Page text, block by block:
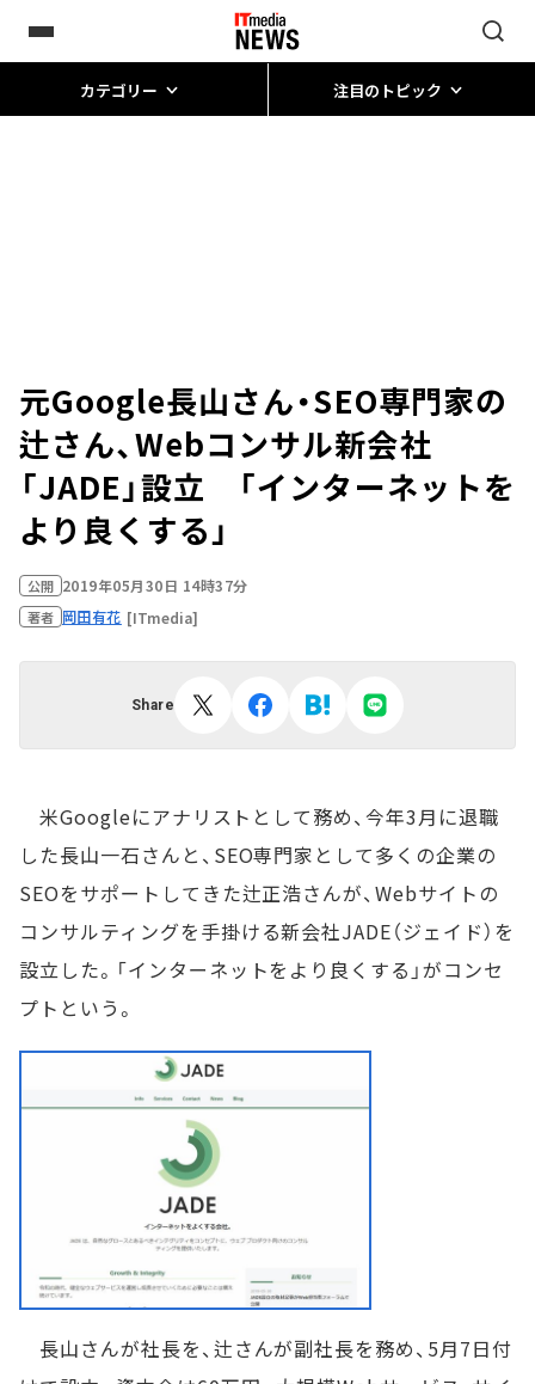
カテゴリー 注目のトピック
元Google長山さん・SEO専門家の
辻さん、Webコンサル新会社
「JADE」設立 「インターネットを
より良くする」
公開 2019年05月30日 14時37分
著者 岡田有花 [ITmedia]
Share
米Googleにアナリストとして務め、今年3月に退職
した長山一石さんと、SEO専門家として多くの企業の
SEOをサポートしてきた辻正浩さんが、Webサイトの
コンサルティングを手掛ける新会社JADE（ジェイド）を
設立した。「インターネットをより良くする」がコンセ
プトという。
長山さんが社長を、辻さんが副社長を務め、5月7日付